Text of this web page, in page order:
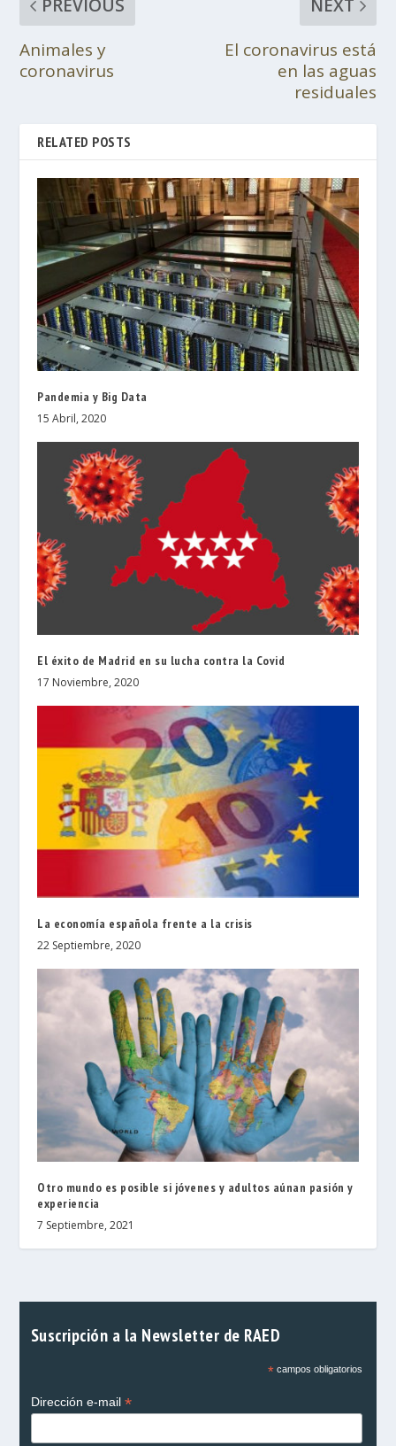
PREVIOUS
Animales y
coronavirus
NEXT
El coronavirus está
en las aguas
residuales
RELATED POSTS
Pandemia y Big Data
15 Abril, 2020
El éxito de Madrid en su lucha contra la Covid
17 Noviembre, 2020
La economía española frente a la crisis
22 Septiembre, 2020
Otro mundo es posible si jóvenes y adultos aúnan pasión y
experiencia
7 Septiembre, 2021
Suscripción a la Newsletter de RAED
*campos obligatorios
Dirección e-mail *